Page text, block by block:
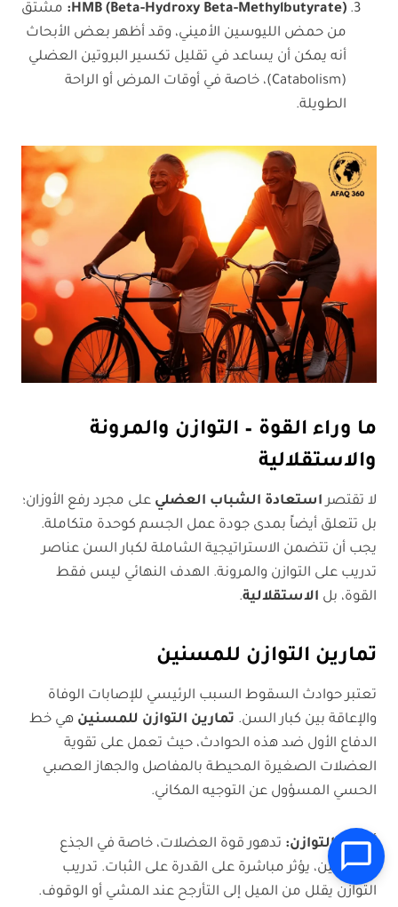
HMB (Beta-Hydroxy Beta-Methylbutyrate)
: مشتق
من حمض الليوسين الأميني، وقد أظهر بعض الأبحاث
أنه يمكن أن يساعد في تقليل تكسير البروتين العضلي
(Catabolism)، خاصة في أوقات المرض أو الراحة
الطويلة.
ما وراء القوة – التوازن والمرونة
والاستقلالية
لا تقتصر استعادة الشباب العضلي على مجرد رفع الأوزان؛
بل تتعلق أيضاً بمدى جودة عمل الجسم كوحدة متكاملة.
يجب أن تتضمن الاستراتيجية الشاملة لكبار السن عناصر
تدريب على التوازن والمرونة. الهدف النهائي ليس فقط
القوة، بل الاستقلالية.
تمارين التوازن للمسنين
تعتبر حوادث السقوط السبب الرئيسي للإصابات الوفاة
والإعاقة بين كبار السن. تمارين التوازن للمسنين هي خط
الدفاع الأول ضد هذه الحوادث، حيث تعمل على تقوية
العضلات الصغيرة المحيطة بالمفاصل والجهاز العصبي
الحسي المسؤول عن التوجيه المكاني.
أهمية التوازن: تدهور قوة العضلات، خاصة في الجذع
والساقين، يؤثر مباشرة على القدرة على الثبات. تدريب
التوازن يقلل من الميل إلى التأرجح عند المشي أو الوقوف.